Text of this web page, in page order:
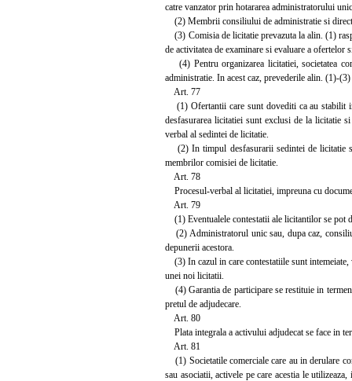
catre vanzator prin hotararea administratorului
(2) Membrii consiliului de administratie si
(3) Comisia de licitatie prevazuta la alin. (1)
de activitatea de examinare si evaluare a ofertelor
(4) Pentru organizarea licitatiei, societatea
administratie. In acest caz, prevederile alin. (1)-
Art. 77
(1) Ofertantii care sunt dovediti ca au stabilit
desfasurarea licitatiei sunt exclusi de la licitatie
verbal al sedintei de licitatie.
(2) In timpul desfasurarii sedintei de licitatie
membrilor comisiei de licitatie.
Art. 78
Procesul-verbal al licitatiei, impreuna cu
Art. 79
(1) Eventualele contestatii ale licitantilor se pot
(2) Administratorul unic sau, dupa caz,
depunerii acestora.
(3) In cazul in care contestatiile sunt intemeiate,
unei noi licitatii.
(4) Garantia de participare se restituie in
pretul de adjudecare.
Art. 80
Plata integrala a activului adjudecat se face in
Art. 81
(1) Societatile comerciale care au in derulare
sau asociatii, activele pe care acestia le